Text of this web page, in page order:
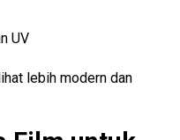
UV
lebih modern dan